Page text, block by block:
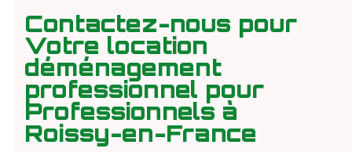
Contactez-nous pour
Votre location
déménagement
professionnel pour
Professionnels à
Roissy-en-France